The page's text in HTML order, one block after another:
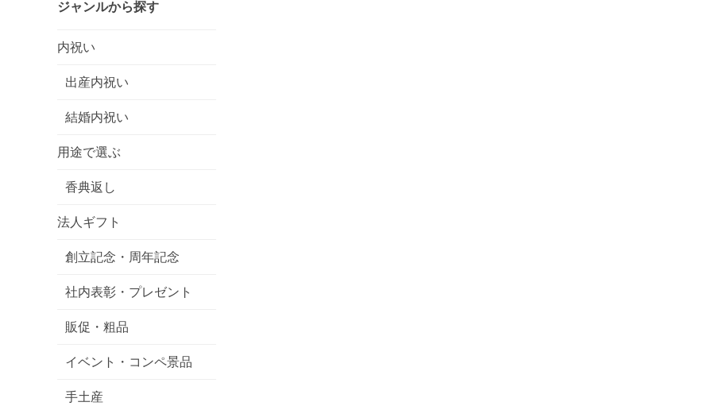
ジャンルから探す
内祝い
出産内祝い
結婚内祝い
用途で選ぶ
香典返し
法人ギフト
創立記念・周年記念
社内表彰・プレゼント
販促・粗品
イベント・コンペ景品
手土産